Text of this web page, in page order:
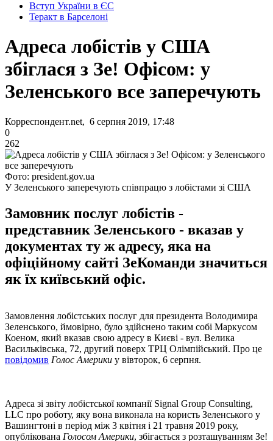
Вступ України в ЄС
Теракт в Барселоні
Адреса лобістів у США
збіглася з Зе! Офісом: у
Зеленського все заперечують
Корреспондент.net, 6 серпня 2019, 17:48
0
262
Фото: president.gov.ua
У Зеленського заперечують співпрацю з лобістами зі США
Замовник послуг лобістів -
представник Зеленського - вказав у
документах ту ж адресу, яка на
офіційному сайті ЗеКоманди значиться
як їх київський офіс.
Замовлення лобістських послуг для президента Володимира
Зеленського, ймовірно, було здійснено таким собі Маркусом
Коеном, який вказав свою адресу в Києві - вул. Велика
Васильківська, 72, другий поверх ТРЦ Олімпійський. Про це
повідомив Голос Америки у вівторок, 6 серпня.
Адреса зі звіту лобістської компанії Signal Group Consulting,
LLC про роботу, яку вона виконала на користь Зеленського у
Вашингтоні в період між 3 квітня і 21 травня 2019 року,
опублікована Голосом Америки, збігається з розташуванням Зе!